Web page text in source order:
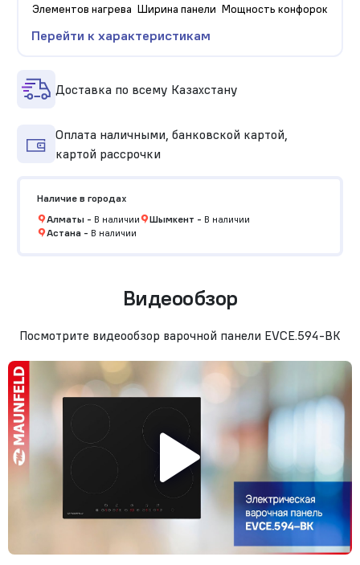
Элементов нагрева Ширина панели Мощность конфорок
Перейти к характеристикам
Доставка по всему Казахстану
Оплата наличными, банковской картой,
картой рассрочки
Наличие в городах
Алматы- В наличии Шымкент - В наличии
Астана- В наличии
Видеообзор
Посмотрите видеообзор варочной панели EVCE.594-BK